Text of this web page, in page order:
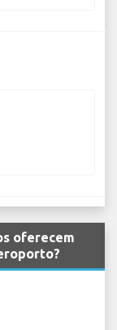
oferecem